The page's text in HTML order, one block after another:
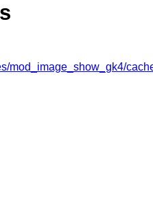
mod_image_show_gk4/